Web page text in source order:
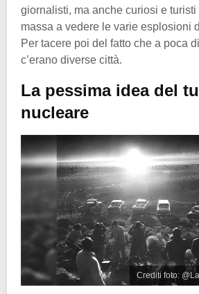
giornalisti, ma anche curiosi e
massa a vedere le varie esplosioni
Per tacere poi del fatto che a poca
c’erano diverse città.
La pessima idea del
nucleare
Crediti foto: